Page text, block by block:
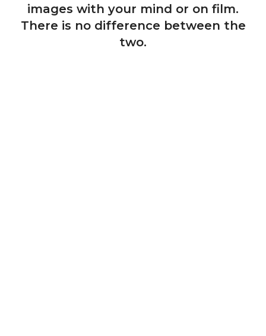
images with your mind or on film.
There is no difference between the
two.